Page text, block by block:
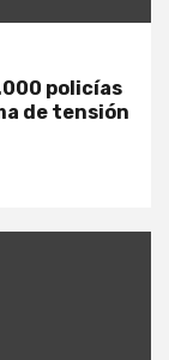
policías
de tensión